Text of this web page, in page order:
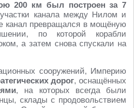
200 км был построен за 7
канала между Нилом и
канал превращался в мощёную
по которой корабли
а затем снова спускали на
сооружений, Империю
дорог, оснащённых
, на которых всегда были
склады с продовольствием